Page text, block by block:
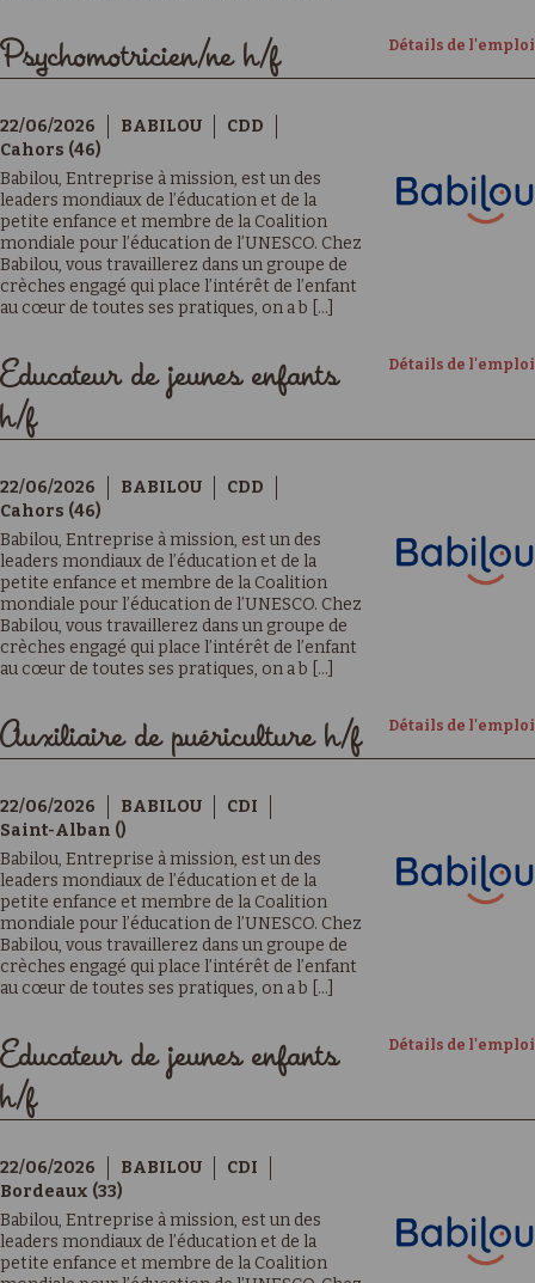
Détails de l'emploi
Psychomotricien/ne h/f
22/06/2026 BABILOU
CDD
Cahors (46)
Babilou, Entreprise à mission, est un des
leaders mondiaux de l’éducation et de la
petite enfance et membre de la Coalition
mondiale pour l’éducation de l’UNESCO. Chez
Babilou, vous travaillerez dans un groupe de
crèches engagé qui place l’intérêt de l’enfant
au cœur de toutes ses pratiques, on a b [...]
Détails de l'emploi
Educateur de jeunes enfants
h/f
22/06/2026 BABILOU
CDD
Cahors (46)
Babilou, Entreprise à mission, est un des
leaders mondiaux de l’éducation et de la
petite enfance et membre de la Coalition
mondiale pour l’éducation de l’UNESCO. Chez
Babilou, vous travaillerez dans un groupe de
crèches engagé qui place l’intérêt de l’enfant
au cœur de toutes ses pratiques, on a b [...]
Détails de l'emploi
Auxiliaire de puériculture h/f
22/06/2026 BABILOU
CDI
Saint-Alban ()
Babilou, Entreprise à mission, est un des
leaders mondiaux de l’éducation et de la
petite enfance et membre de la Coalition
mondiale pour l’éducation de l’UNESCO. Chez
Babilou, vous travaillerez dans un groupe de
crèches engagé qui place l’intérêt de l’enfant
au cœur de toutes ses pratiques, on a b [...]
Détails de l'emploi
Educateur de jeunes enfants
h/f
22/06/2026 BABILOU
CDI
Bordeaux (33)
Babilou, Entreprise à mission, est un des
leaders mondiaux de l’éducation et de la
petite enfance et membre de la Coalition